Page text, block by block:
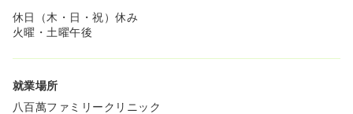
休日（木・日・祝）休み
火曜・土曜午後
就業場所
八百萬ファミリークリニック